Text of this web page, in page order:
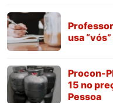
usa
Procon-
15 no
Pessoa